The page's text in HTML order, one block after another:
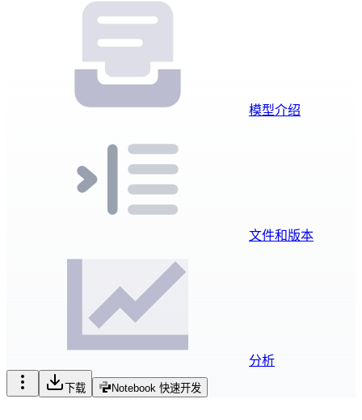
模型介绍
文件和版本
分析
下载 Notebook 快速开发